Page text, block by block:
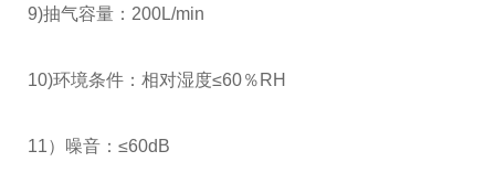
9)抽气容量：200L/min
10)环境条件：相对湿度≤60％RH
11）噪音：≤60dB